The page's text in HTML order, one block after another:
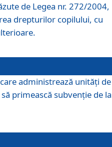
de Legea nr. 272/2004,
drepturilor copilului, cu
administrează unităţi de
primească subvenţie de la